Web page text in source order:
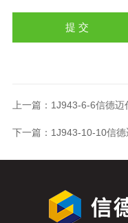
上一篇： 1J943-6-6信德迈
下一篇： 1J943-10-10信